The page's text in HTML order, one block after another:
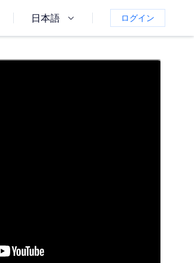
日本語 ログイン